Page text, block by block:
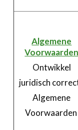
Algemene
Voorwaarden
Ontwikkel
juridisch
Algemene
Voorwaarden